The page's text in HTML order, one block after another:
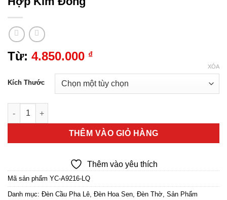
Từ: 4.850.000 ₫
Kích Thước
XÓA
Đèn Hoa Sen Bông Cầu Pha Lê Thân Hợp Kim Đồng số lượng
THÊM VÀO GIỎ HÀNG
Thêm vào yêu thích
Mã sản phẩm YC-A9216-LQ
Danh mục: Đèn Cầu Pha Lê, Đèn Hoa Sen, Đèn Thờ, Sản Phẩm